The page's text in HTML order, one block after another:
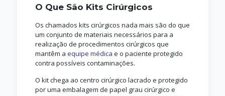
O Que São Kits Cirúrgicos
Os chamados kits cirúrgicos nada mais são do que
um conjunto de materiais necessários para a
realização de procedimentos cirúrgicos que
mantêm a equipe médica e o paciente protegido
contra possíveis contaminações.
O kit chega ao centro cirúrgico lacrado e protegido
por uma embalagem de papel grau cirúrgico e